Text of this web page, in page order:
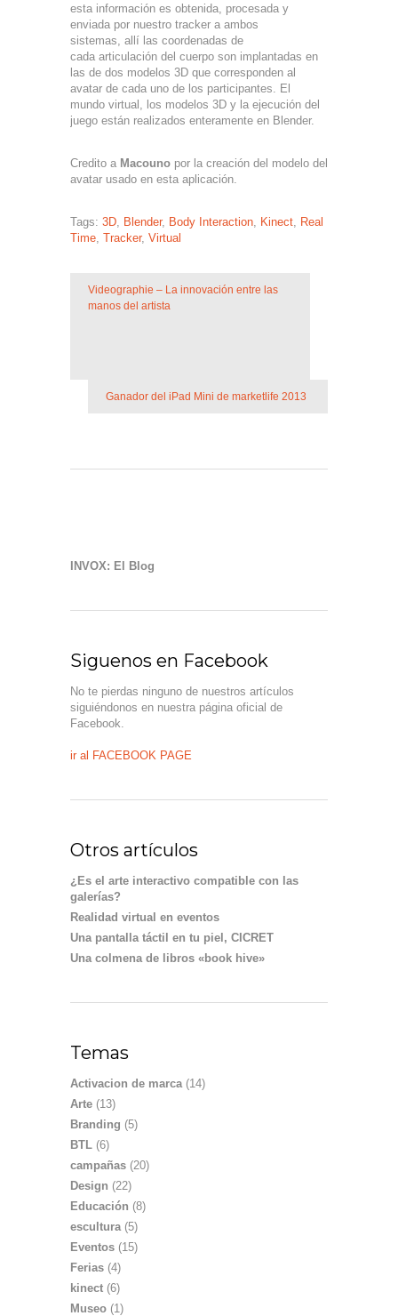
esta información es obtenida, procesada y
enviada por nuestro tracker a ambos
sistemas, allí las coordenadas de
cada articulación del cuerpo son implantadas en
las de dos modelos 3D que corresponden al
avatar de cada uno de los participantes. El
mundo virtual, los modelos 3D y la ejecución del
juego están realizados enteramente en Blender.
Credito a Macouno por la creación del modelo del
avatar usado en esta aplicación.
Tags: 3D, Blender, Body Interaction, Kinect, Real
Time, Tracker, Virtual
Videographie – La innovación entre las
manos del artista
Ganador del iPad Mini de marketlife 2013
INVOX: El Blog
Siguenos en Facebook
No te pierdas ninguno de nuestros artículos
siguiéndonos en nuestra página oficial de
Facebook.
ir al FACEBOOK PAGE
Otros artículos
¿Es el arte interactivo compatible con las
galerías?
Realidad virtual en eventos
Una pantalla táctil en tu piel, CICRET
Una colmena de libros «book hive»
Temas
Activacion de marca(14)
Arte (13)
Branding (5)
BTL (6)
campañas (20)
Design (22)
Educación (8)
escultura(5)
Eventos (15)
Ferias (4)
kinect (6)
Museo (1)